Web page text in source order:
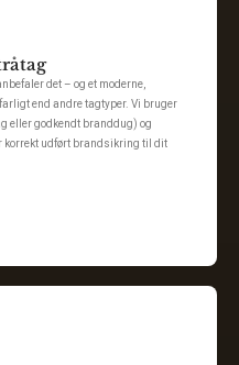
det – og et moderne,
end andre tagtyper. Vi bruger
eller godkendt branddug) og
korrekt udført brandsikring til dit